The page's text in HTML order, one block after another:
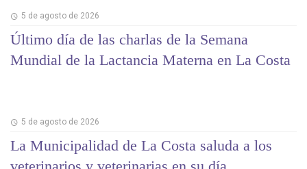
5 de agosto de 2026
Último día de las charlas de la Semana
Mundial de la Lactancia Materna en La Costa
5 de agosto de 2026
La Municipalidad de La Costa saluda a los